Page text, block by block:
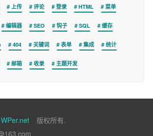
上传 评论 登录 HTML 菜单
编辑器 SEO 钩子 SQL 缓存
404 关键词 表单 集成 统计
邮箱 收录 主题开发
WPer.net
版权所有.